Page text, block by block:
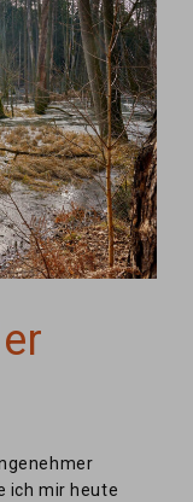
ich mir heute